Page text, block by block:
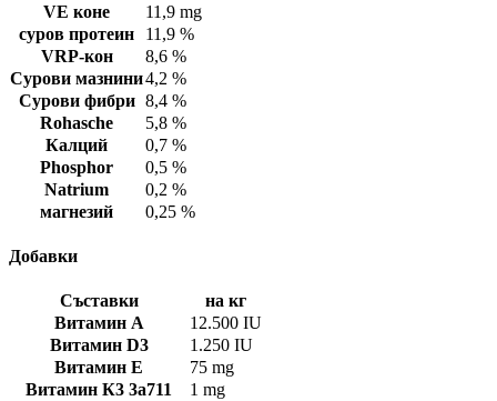
VE коне
11,9 mg
суров протеин
11,9 %
VRP-кон
8,6 %
Сурови мазнини4,2 %
Сурови фибри 8,4 %
Rohasche
5,8 %
Калций
0,7 %
Phosphor
0,5 %
Natrium
0,2 %
магнезий
0,25 %
Добавки
Съставки
на кг
Витамин А
12.500 IU
Витамин D3
1.250 IU
Витамин Е
75 mg
Витамин К3 3а711
1 mg